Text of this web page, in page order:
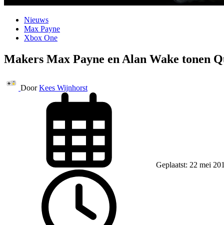
Nieuws
Max Payne
Xbox One
Makers Max Payne en Alan Wake tonen
Door Kees Wijnhorst
Geplaatst: 22 mei